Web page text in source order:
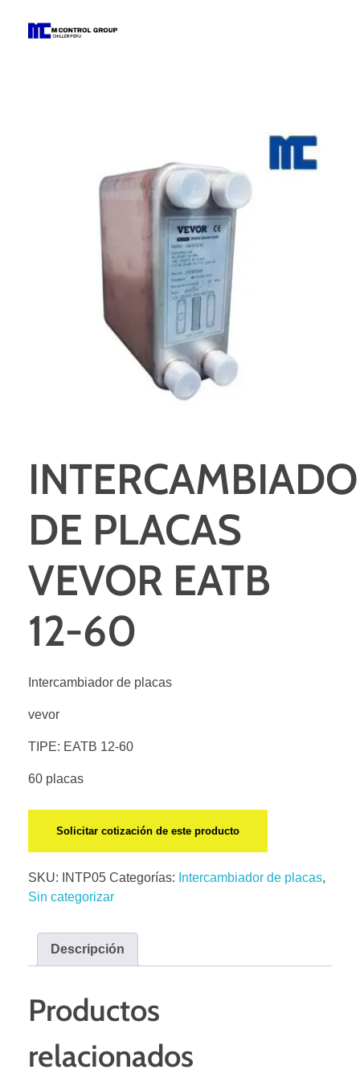
DE PLACAS
VEVOR EATB
12-60
Intercambiador de placas
vevor
TIPE: EATB 12-60
60 placas
Solicitar cotización de este producto
SKU: INTP05 Categorías: Intercambiador de placas,
Sin categorizar
Descripción
Productos
relacionados